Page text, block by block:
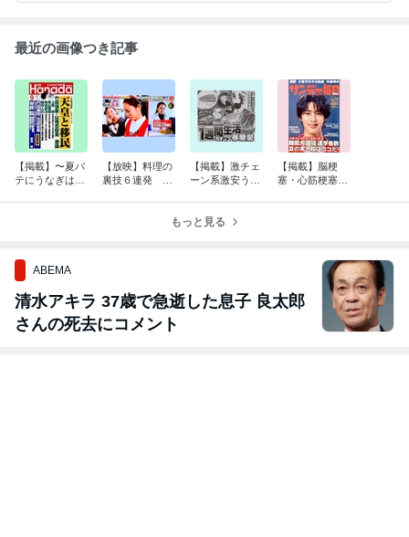
最近の画像つき記事
【掲載】〜夏バ
テにうなぎは正
【放映】料理の
裏技６連発 〜
【掲載】激チェ
ーン系激安うな
記 〜週刊大衆
【掲載】脳梗
塞・心筋梗塞を
もっと見る
ABEMA
清水アキラ 37歳で急逝した息子 良太郎
さんの死去にコメント